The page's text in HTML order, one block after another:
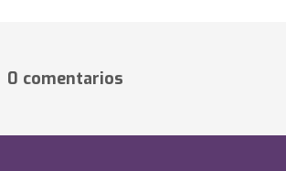
0 comentarios